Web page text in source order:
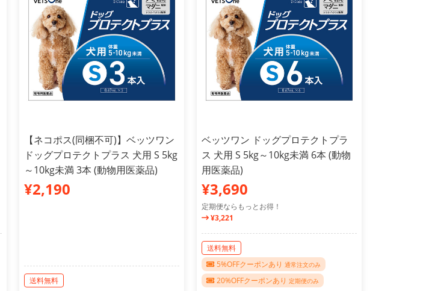
【ネコポス(同梱不可)】ベッツワン
ドッグプロテクトプラス 犬用 S 5kg
～10kg未満 3本 (動物用医薬品)
¥2,190
送料無料
ベッツワン ドッグプロテクトプラ
ス 犬用 S 5kg～10kg未満 6本 (動物
用医薬品)
¥3,690
定期便ならもっとお得！
¥3,221
送料無料
5%OFFクーポンあり 通常注文のみ
20%OFFクーポンあり 定期便のみ